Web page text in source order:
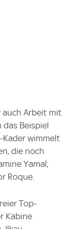
auch Arbeit mit
das Beispiel
Kader wimmelt
die noch
Yamal,
Roque.
Top-
Kabine